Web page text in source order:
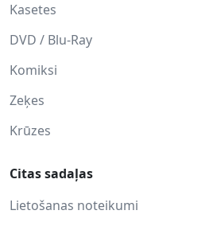
Kasetes
DVD / Blu-Ray
Komiksi
Zeķes
Krūzes
Citas sadaļas
Lietošanas noteikumi